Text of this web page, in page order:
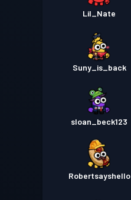
Lil_Nate
Suny_is_back
sloan_beck123
Robertsayshello